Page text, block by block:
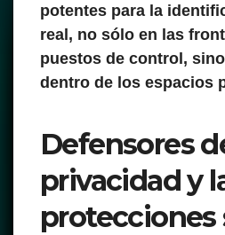
potentes para la
real, no sólo en las
puestos de control,
dentro de los espacios
Defensores
privacidad y
protecciones